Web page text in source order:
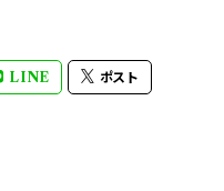
LINE ポスト